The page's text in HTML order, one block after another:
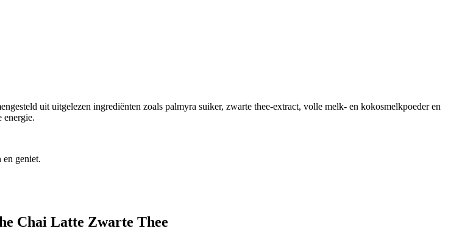
uit uitgelezen ingrediënten zoals palmyra suiker, zwarte thee-extract, volle melk- en kokosmelkpoeder en
energie.
en geniet.
Chai Latte Zwarte Thee